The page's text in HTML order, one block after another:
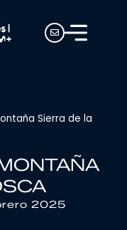
Sierra de la
2025